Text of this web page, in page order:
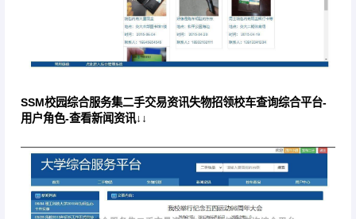
SSM校园综合服务集二手交易资讯失物招领校车查询综合平台-
用户角色-查看新闻资讯↓↓